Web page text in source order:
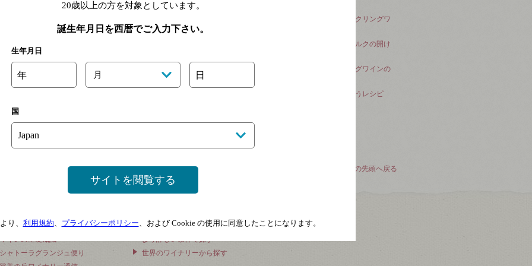
「シャンパン」と「スパークリングワ
スパークリングワイン／コルクの開け
シャンパンやスパークリングワインの
スパークリングワインに合うレシピ
このページの先頭へ戻る
ンを知る
ワインの基礎知識
シャトーラグランジュ便り
ワインを探す
より詳しい条件で探す
世界のワイナリーから探す
20歳以上の方を対象としています。
誕生年月日を西暦でご入力下さい。
生年月日
年 月 日
国
サイトを閲覧する
り、 利用規約 プライバシーポリシー 、および Cookie の使用に同意したことになります。